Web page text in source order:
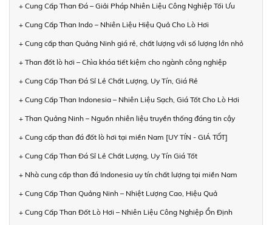
+ Cung Cấp Than Đá – Giải Pháp Nhiên Liệu Công Nghiệp Tối Ưu
+ Cung Cấp Than Indo – Nhiên Liệu Hiệu Quả Cho Lò Hơi
+ Cung cấp than Quảng Ninh giá rẻ, chất lượng với số lượng lớn nhỏ
+ Than đốt lò hơi – Chìa khóa tiết kiệm cho ngành công nghiệp
+ Cung Cấp Than Đá Sỉ Lẻ Chất Lượng, Uy Tín, Giá Rẻ
+ Cung Cấp Than Indonesia – Nhiên Liệu Sạch, Giá Tốt Cho Lò Hơi
+ Than Quảng Ninh – Nguồn nhiên liệu truyền thống đáng tin cậy
+ Cung cấp than đá đốt lò hơi tại miền Nam [UY TÍN - GIÁ TỐT]
+ Cung Cấp Than Đá Sỉ Lẻ Chất Lượng, Uy Tín Giá Tốt
+ Nhà cung cấp than đá Indonesia uy tín chất lượng tại miền Nam
+ Cung Cấp Than Quảng Ninh – Nhiệt Lượng Cao, Hiệu Quả
+ Cung Cấp Than Đốt Lò Hơi – Nhiên Liệu Công Nghiệp Ổn Định